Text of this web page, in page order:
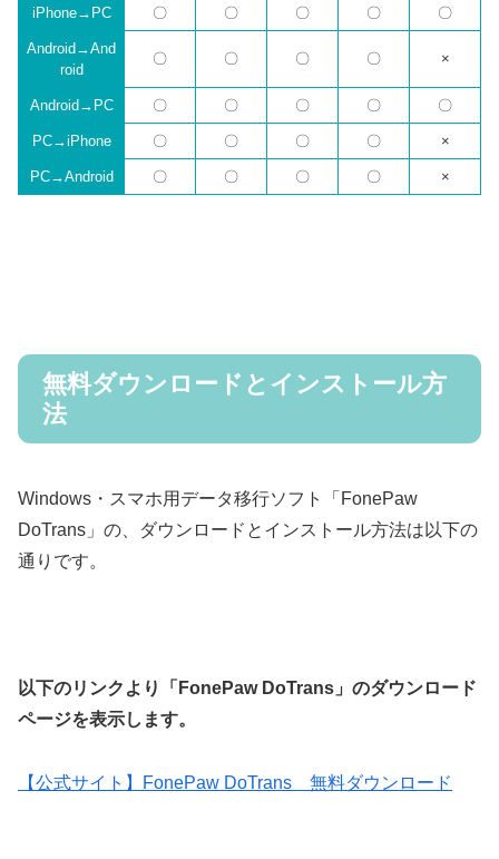
iPhone→PC 〇 〇 〇 〇 〇
Android→And
roid
〇 〇 〇 〇 ×
Android→PC 〇 〇 〇 〇 〇
PC→iPhone 〇 〇 〇 〇 ×
PC→Android 〇 〇 〇 〇 ×
無料ダウンロードとインストール方
法
Windows・スマホ用データ移行ソフト「FonePaw
DoTrans」の、ダウンロードとインストール方法は以下の
通りです。
以下のリンクより「FonePaw DoTrans」のダウンロード
ページを表示します。
【公式サイト】FonePaw DoTrans 無料ダウンロード